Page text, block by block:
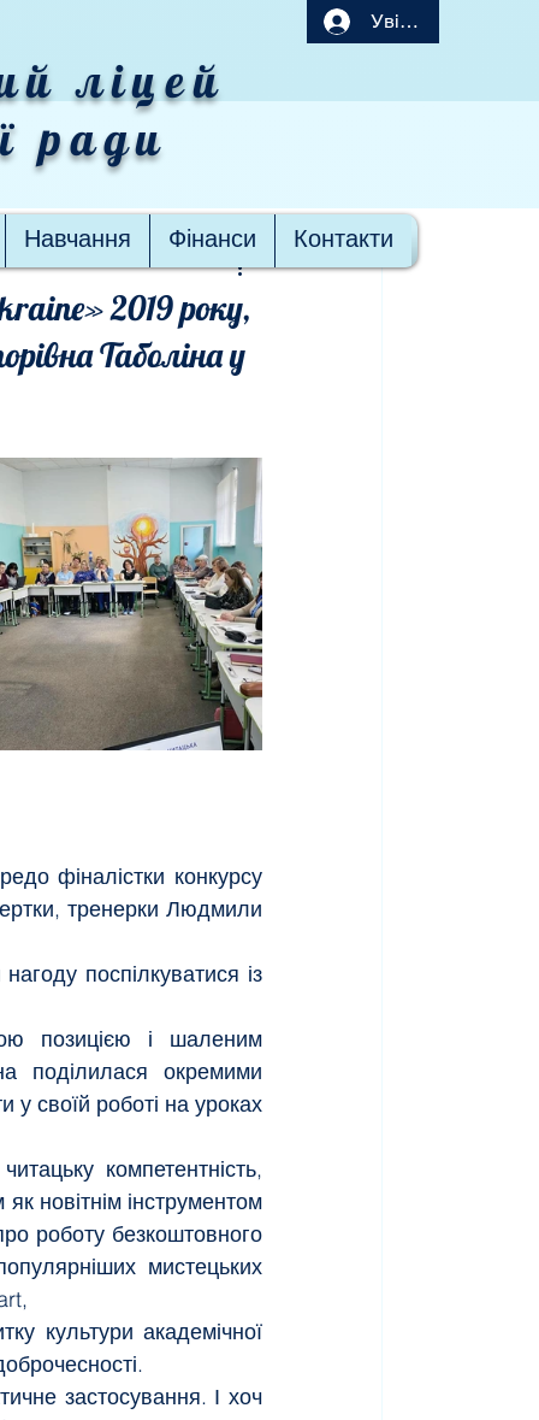
ліцей
ради
Увійти
Навчання Фінанси Контакти
2019 року,
Таболіна у
фіналістки конкурсу
тренерки Людмили
поспілкуватися із
позицією і шаленим
поділилася окремими
у своїй роботі на уроках
компетентність,
новітнім інструментом
роботу безкоштовного
мистецьких
культури академічної
застосування. І хоч